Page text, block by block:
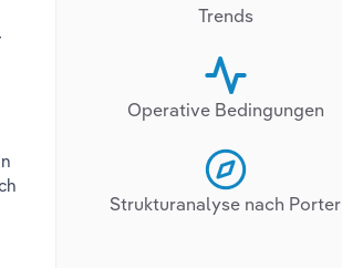
Trends
Operative Bedingungen
Strukturanalyse nach Porter